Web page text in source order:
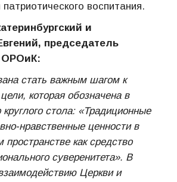
воспитания.
и
председатель
ОРОиК:
стать важным шагом к
которая обозначена в
стола: «Традиционные
нравственные ценности в
пространстве как средство
суверенитета». В
Церкви и